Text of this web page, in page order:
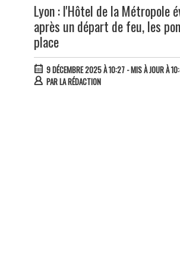
Lyon : l'Hôtel de la Métropole
après un départ de feu, les
place
9 DÉCEMBRE 2025 À 10:27- MIS À JOUR À
PARLA RÉDACTION